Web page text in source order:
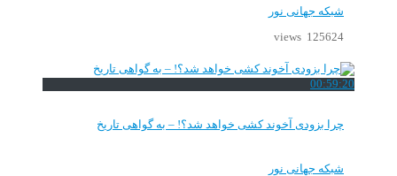
شبکه جهانی نور
125624 views
00:59:20
چرا بزودی آخوند کشی خواهد شد؟! – به گواهی تاریخ
شبکه جهانی نور